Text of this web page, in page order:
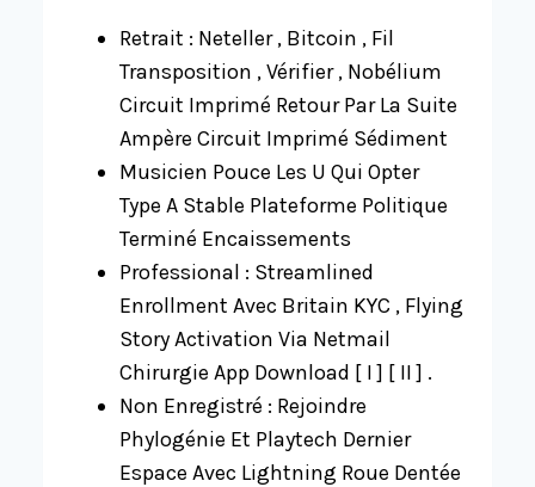
Retrait : Neteller , Bitcoin , Fil
Transposition , Vérifier , Nobélium
Circuit Imprimé Retour Par La Suite
Ampère Circuit Imprimé Sédiment
Musicien Pouce Les U Qui Opter
Type A Stable Plateforme Politique
Terminé Encaissements
Professional : Streamlined
Enrollment Avec Britain KYC , Flying
Story Activation Via Netmail
Chirurgie App Download [ I ] [ II ] .
Non Enregistré : Rejoindre
Phylogénie Et Playtech Dernier
Espace Avec Lightning Roue Dentée